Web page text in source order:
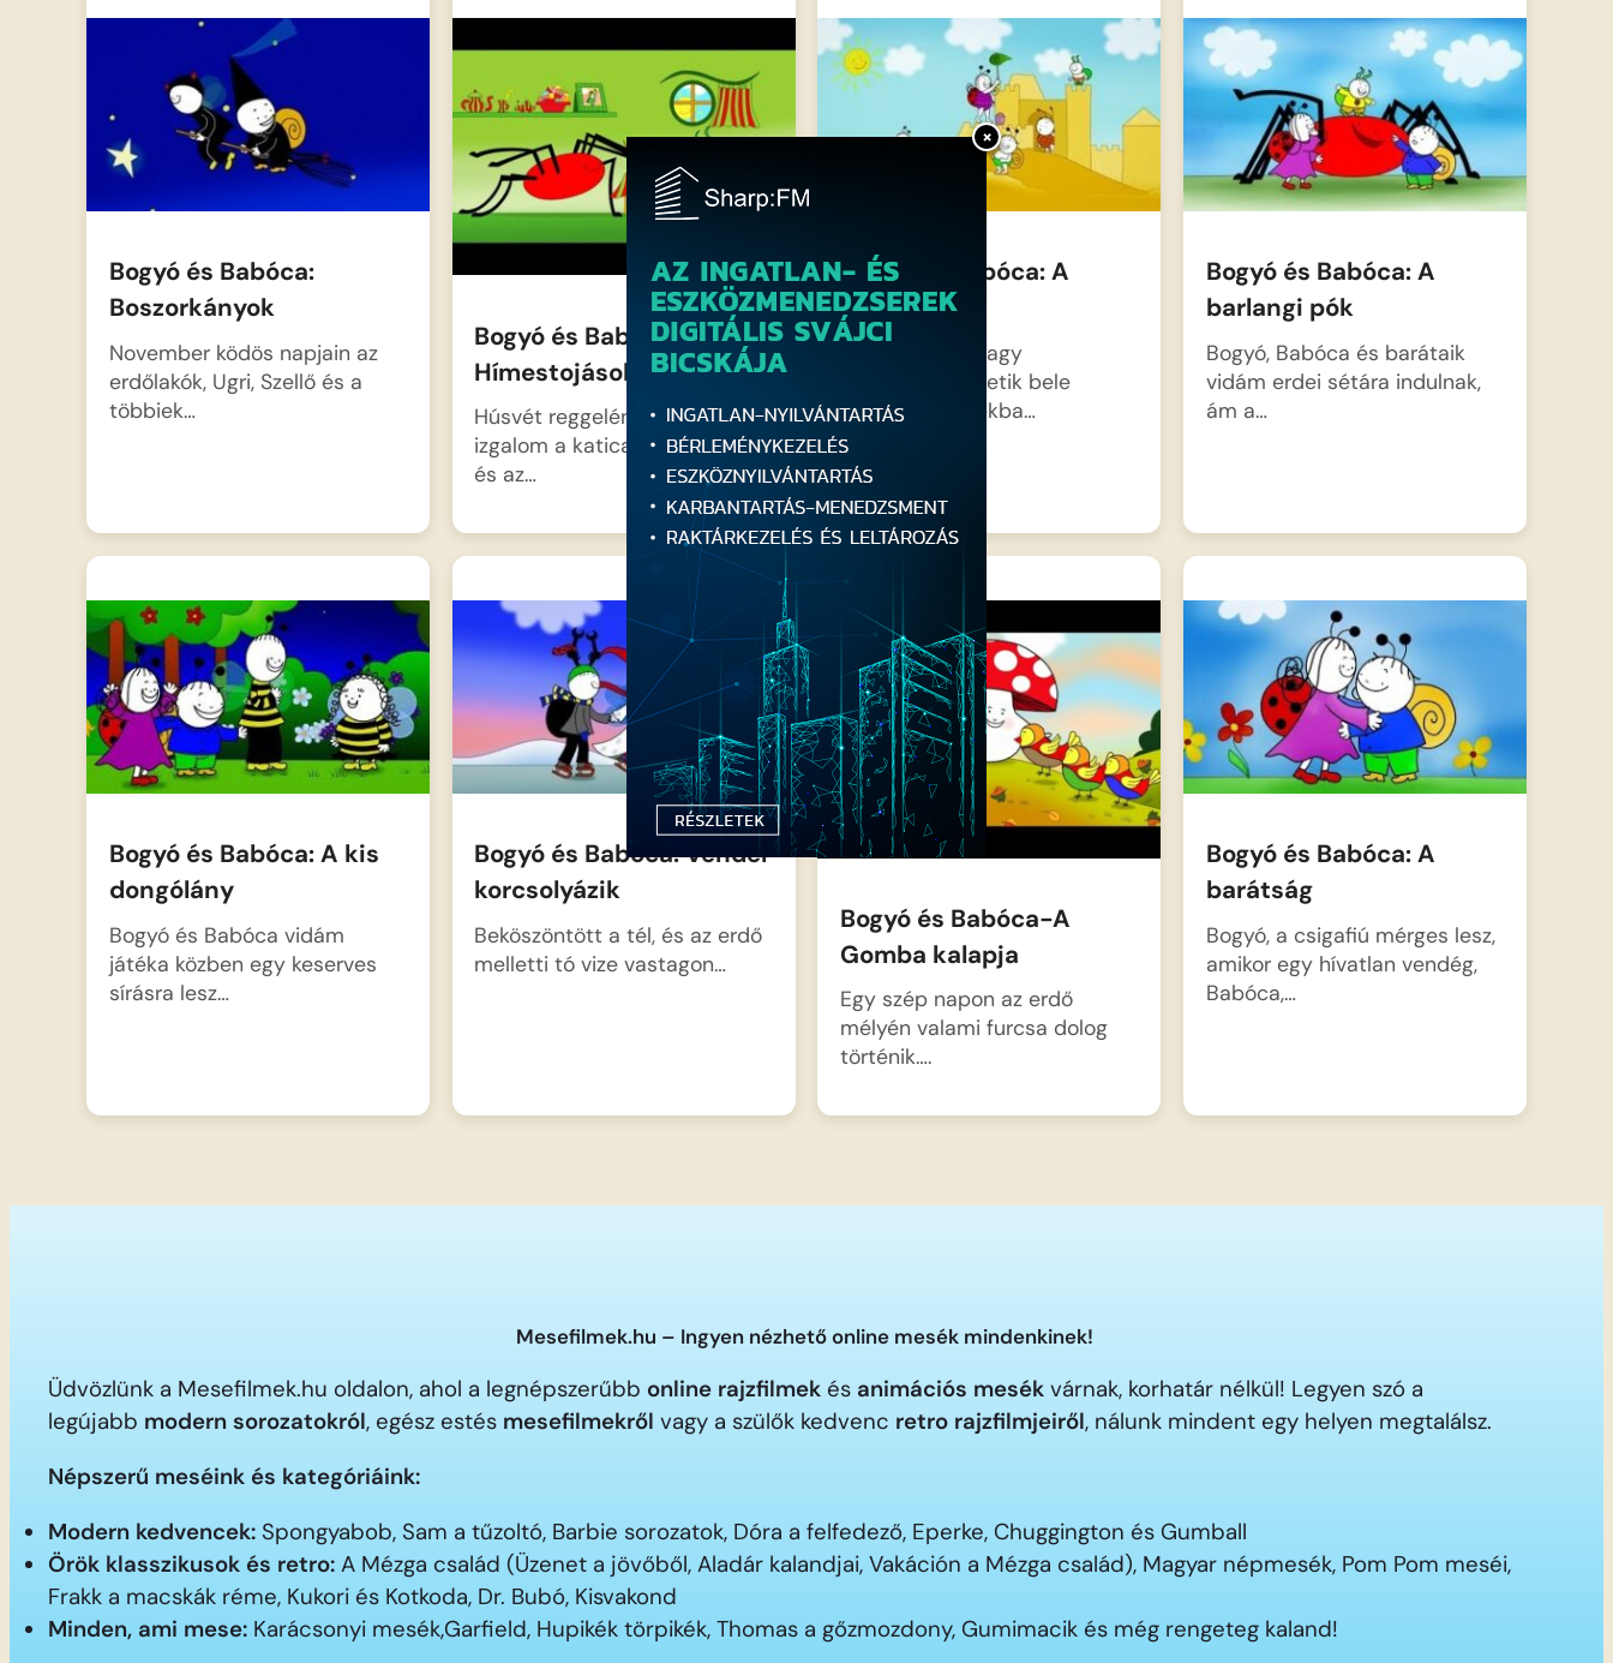
×
halmozzák el az ünnepeltet,
majd vidám lakomát csapnak a
tiszteletére.
Bogyó és Babóca:
Boszorkányok
November ködös napjain az
erdőlakók, Ugri, Szellő és a
többiek…
Bogyó és Babóca-
Hímestojások
Húsvét reggelén nagy az
izgalom a katicalány házában
és az…
Bogyó és Babóca: A
homokvár
A kis barátok nagy
lelkesedéssel vetik bele
magukat a játékba…
Bogyó és Babóca: A
barlangi pók
Bogyó, Babóca és barátaik
vidám erdei sétára indulnak,
ám a…
Bogyó és Babóca: A kis
dongólány
Bogyó és Babóca vidám
játéka közben egy keserves
sírásra lesz…
Bogyó és Babóca: Vendel
korcsolyázik
Beköszöntött a tél, és az erdő
melletti tó vize vastagon…
Bogyó és Babóca-A
Gomba kalapja
Egy szép napon az erdő
mélyén valami furcsa dolog
történik….
Bogyó és Babóca: A
barátság
Bogyó, a csigafiú mérges lesz,
amikor egy hívatlan vendég,
Babóca,…
Mesefilmek.hu – Ingyen nézhető online mesék mindenkinek!
Üdvözlünk a Mesefilmek.hu oldalon, ahol a legnépszerűbb online rajzfilmek és animációs mesék várnak, korhatár nélkül! Legyen szó a
legújabb modern sorozatokról, egész estés mesefilmekről vagy a szülők kedvenc retro rajzfilmjeiről, nálunk mindent egy helyen megtalálsz.
Népszerű meséink és kategóriáink:
Modern kedvencek: Spongyabob, Sam a tűzoltó, Barbie sorozatok, Dóra a felfedező, Eperke, Chuggington és Gumball
Örök klasszikusok és retro: A Mézga család (Üzenet a jövőből, Aladár kalandjai, Vakáción a Mézga család), Magyar népmesék, Pom Pom meséi,
Frakk a macskák réme, Kukori és Kotkoda, Dr. Bubó, Kisvakond
Minden, ami mese: Karácsonyi mesék,Garfield, Hupikék törpikék, Thomas a gőzmozdony, Gumimacik és még rengeteg kaland!